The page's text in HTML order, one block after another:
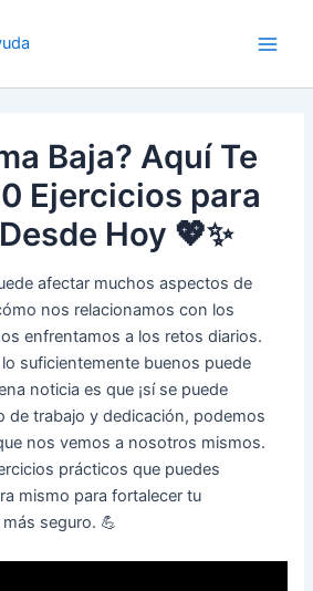
Baja? Aquí Te
Ejercicios para
Hoy 💖✨
afectar muchos aspectos de
nos relacionamos con los
enfrentamos a los retos diarios.
suficientemente buenos puede
noticia es que ¡sí se puede
de trabajo y dedicación, podemos
nos vemos a nosotros mismos.
prácticos que puedes
mismo para fortalecer tu
seguro. 💪